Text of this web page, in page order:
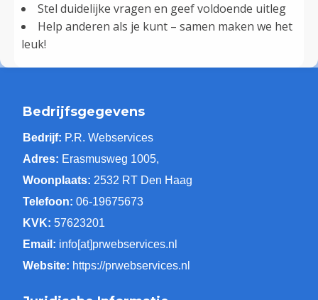
Stel duidelijke vragen en geef voldoende uitleg
Help anderen als je kunt – samen maken we het
leuk!
Bedrijfsgegevens
Bedrijf: P.R. Webservices
Adres: Erasmusweg 1005,
Woonplaats: 2532 RT Den Haag
Telefoon: 06-19675673
KVK: 57623201
Email: info[at]prwebservices.nl
Website: https://prwebservices.nl